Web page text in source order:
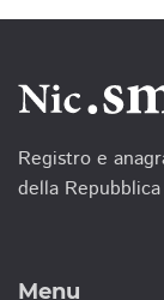
Registro e
della
Menu